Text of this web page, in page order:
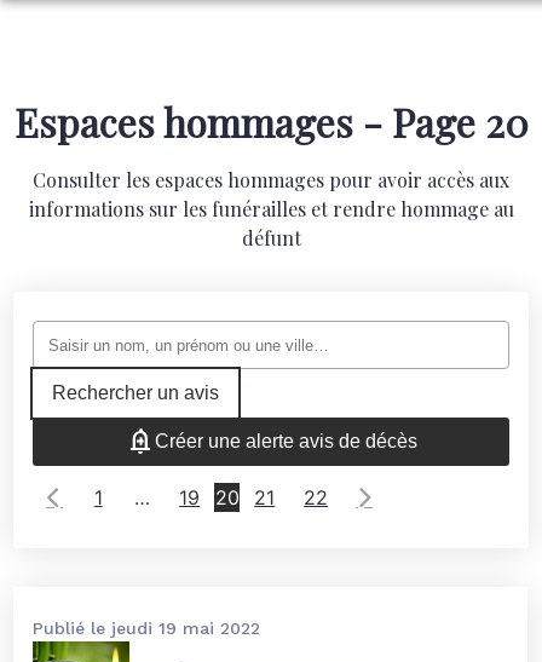
NOS AGENCES
LA HAUTE BÉDOULE
NOTRE CHAMBRE FUNERAIRE
SERVICES AUX FAMILLES
Espaces hommages - Page 20
Consulter les espaces hommages pour avoir accès aux
informations sur les funérailles et rendre hommage au
défunt
Rechercher un avis
Créer une alerte avis de décès
1 … 19 20 21 22
Publié le jeudi 19 mai 2022